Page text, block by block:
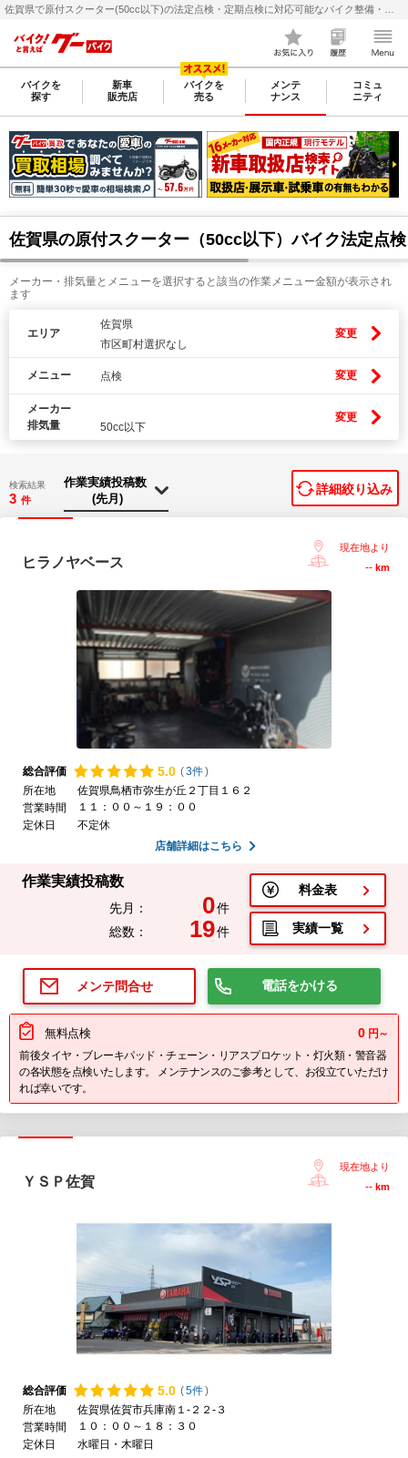
バイクを
探す
新車
販売店
バイクを
売る
メンテ
ナンス
コミュ
ニティ
佐賀県の原付スクーター（50cc以下）バイク法定点
メーカー・排気量とメニューを選択すると該当の作業メニュー金額が表示され
ます
エリア
佐賀県
市区町村選択なし
変更
メニュー 点検 変更
メーカー
排気量
50cc以下
変更
検索結果
3 件
詳細絞り込み
ヒラノヤベース
現在地より
-- km
総合評価 5.0 (3件)
所在地
佐賀県鳥栖市弥生が丘２丁目１６２
営業時間
１１：００～１９：００
定休日
不定休
店舗詳細はこちら
作業実績投稿数
先月： 0件
総数：
19件
料金表
実績一覧
メンテ問合せ 電話をかける
無料点検 0 円～
前後タイヤ・ブレーキパッド・チェーン・リアスプロケット・灯火類・警音器
の各状態を点検いたします。 メンテナンスのご参考として、お役立ていただけ
れば幸いです。
ＹＳＰ佐賀
現在地より
-- km
総合評価 5.0 (5件)
所在地
佐賀県佐賀市兵庫南１-２２-３
営業時間
１０：００～１８：３０
定休日
水曜日・木曜日